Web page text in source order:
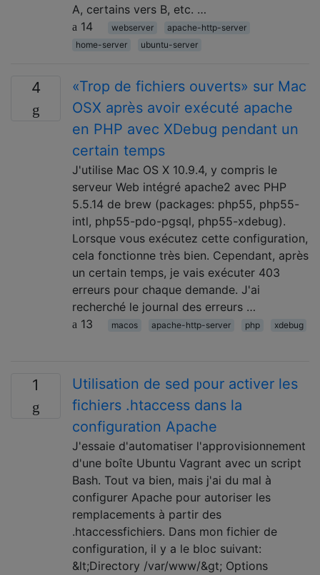
A, certains vers B, etc. …
14
webserver
apache-http-server
home-server
ubuntu-server
4
«Trop de fichiers ouverts» sur Mac
OSX après avoir exécuté apache
en PHP avec XDebug pendant un
certain temps
J'utilise Mac OS X 10.9.4, y compris le
serveur Web intégré apache2 avec PHP
5.5.14 de brew (packages: php55, php55-
intl, php55-pdo-pgsql, php55-xdebug).
Lorsque vous exécutez cette configuration,
cela fonctionne très bien. Cependant, après
un certain temps, je vais exécuter 403
erreurs pour chaque demande. J'ai
recherché le journal des erreurs …
13
macos apache-http-server php xdebug
1
Utilisation de sed pour activer les
fichiers .htaccess dans la
configuration Apache
J'essaie d'automatiser l'approvisionnement
d'une boîte Ubuntu Vagrant avec un script
Bash. Tout va bien, mais j'ai du mal à
configurer Apache pour autoriser les
remplacements à partir des
.htaccessfichiers. Dans mon fichier de
configuration, il y a le bloc suivant:
&lt;Directory /var/www/&gt; Options